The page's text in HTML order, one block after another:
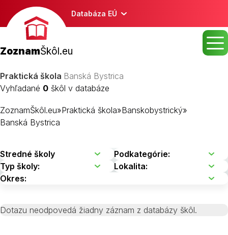
Databáza EÚ
ZoznamŠkôl.eu
Praktická škola Banská Bystrica
Vyhľadané 0 škôl v databáze
ZoznamŠkôl.eu»Praktická škola»Banskobystrický»
Banská Bystrica
Dotazu neodpovedá žiadny záznam z databázy škôl.